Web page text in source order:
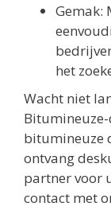
Gemak:
het
Wacht niet
bitumineuze
ontvang
partner voor
contact met